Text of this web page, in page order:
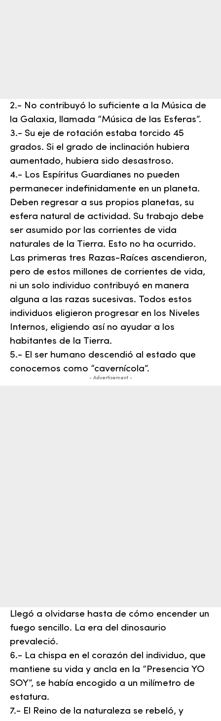
2.- No contribuyó lo suficiente a la Música de
la Galaxia, llamada “Música de las Esferas”.
3.- Su eje de rotación estaba torcido 45
grados. Si el grado de inclinación hubiera
aumentado, hubiera sido desastroso.
4.- Los Espíritus Guardianes no pueden
permanecer indefinidamente en un planeta.
Deben regresar a sus propios planetas, su
esfera natural de actividad. Su trabajo debe
ser asumido por las corrientes de vida
naturales de la Tierra. Esto no ha ocurrido.
Las primeras tres Razas-Raíces ascendieron,
pero de estos millones de corrientes de vida,
ni un solo individuo contribuyó en manera
alguna a las razas sucesivas. Todos estos
individuos eligieron progresar en los Niveles
Internos, eligiendo así no ayudar a los
habitantes de la Tierra.
5.- El ser humano descendió al estado que
conocemos como “cavernícola”.
- Advertisement -
Llegó a olvidarse hasta de cómo encender un
fuego sencillo. La era del dinosaurio
prevaleció.
6.- La chispa en el corazón del individuo, que
mantiene su vida y ancla en la “Presencia YO
SOY”, se había encogido a un milímetro de
estatura.
7.- El Reino de la naturaleza se rebeló, y